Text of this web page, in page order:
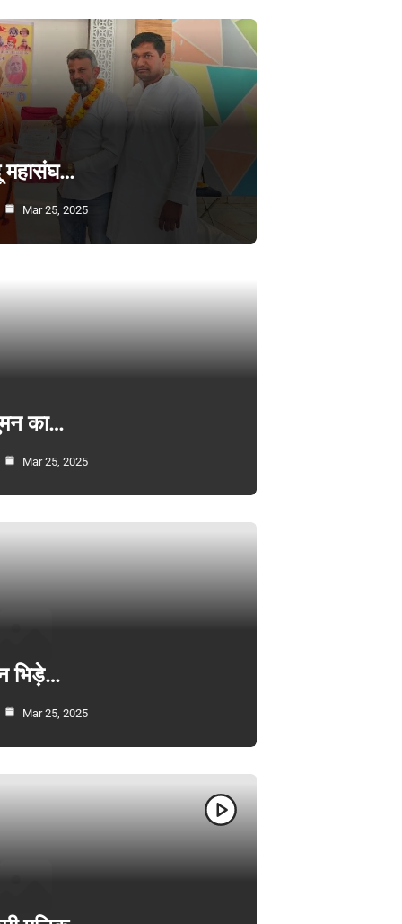
महासंघ…
Mar 25, 2025
का…
Mar 25, 2025
भिड़े…
Mar 25, 2025